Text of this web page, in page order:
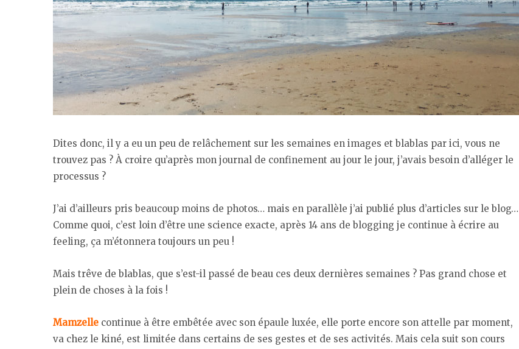
Dites donc, il y a eu un peu de relâchement sur les semaines en images et blablas par ici, vous ne
trouvez pas ? À croire qu’après mon journal de confinement au jour le jour, j’avais besoin d’alléger le
processus ?
J’ai d’ailleurs pris beaucoup moins de photos… mais en parallèle j’ai publié plus d’articles sur le blog…
Comme quoi, c’est loin d’être une science exacte, après 14 ans de blogging je continue à écrire au
feeling, ça m’étonnera toujours un peu !
Mais trêve de blablas, que s’est-il passé de beau ces deux dernières semaines ? Pas grand chose et
plein de choses à la fois !
Mamzelle continue à être embêtée avec son épaule luxée, elle porte encore son attelle par moment,
va chez le kiné, est limitée dans certains de ses gestes et de ses activités. Mais cela suit son cours